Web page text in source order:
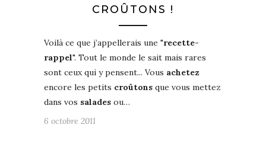
CROÛTONS !
Voilà ce que j’appellerais une "recette-
rappel". Tout le monde le sait mais rares
sont ceux qui y pensent... Vous achetez
encore les petits croûtons que vous mettez
dans vos salades ou…
6 octobre 2011